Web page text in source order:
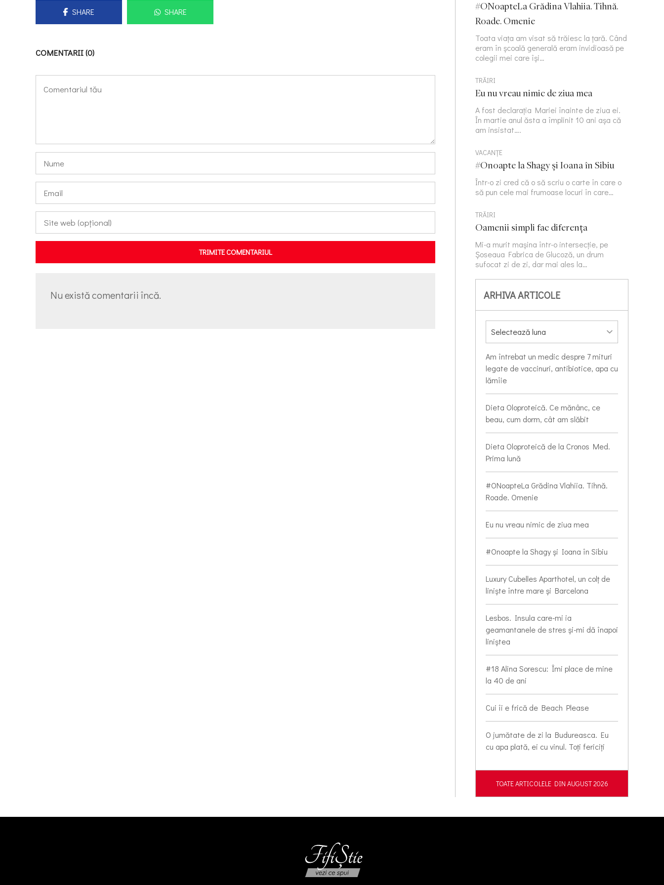
SHARE SHARE
COMENTARII (0)
TRIMITE COMENTARIUL
Nu există comentarii încă.
#ONoapteLa Grădina Vlahiia. Tihnă.
Roade. Omenie
Toata viața am visat să trăiesc la țară. Când
eram în școală generală eram invidioasă pe
colegii mei care își…
TRĂIRI
Eu nu vreau nimic de ziua mea
A fost declarația Mariei înainte de ziua ei.
În martie anul ăsta a împlinit 10 ani așa că
am insistat….
VACANȚE
#Onoapte la Shagy și Ioana în Sibiu
Într-o zi cred că o să scriu o carte în care o
să pun cele mai frumoase locuri în care…
TRĂIRI
Oamenii simpli fac diferența
Mi-a murit mașina într-o intersecție, pe
Șoseaua Fabrica de Glucoză, un drum
sufocat zi de zi, dar mai ales la…
ARHIVA ARTICOLE
Am întrebat un medic despre 7 mituri
legate de vaccinuri, antibiotice, apa cu
lămîie
Dieta Oloproteică. Ce mănânc, ce
beau, cum dorm, cât am slăbit
Dieta Oloproteică de la Cronos Med.
Prima lună
#ONoapteLa Grădina Vlahiia. Tihnă.
Roade. Omenie
Eu nu vreau nimic de ziua mea
#Onoapte la Shagy și Ioana în Sibiu
Luxury Cubelles Aparthotel, un colț de
liniște între mare și Barcelona
Lesbos. Insula care-mi ia
geamantanele de stres și-mi dă înapoi
liniștea
#18 Alina Sorescu: Îmi place de mine
la 40 de ani
Cui îi e frică de Beach Please
O jumătate de zi la Budureasca. Eu
cu apa plată, ei cu vinul. Toți fericiți
TOATE ARTICOLELE DIN AUGUST 2026